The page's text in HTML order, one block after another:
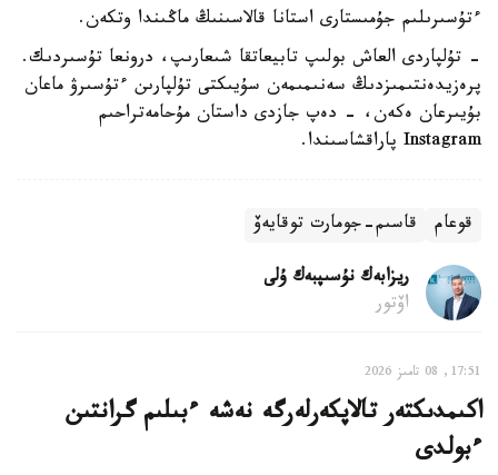
ءتۇسىرىلىم جۇمىستارى استانا قالاسىنىڭ ماڭىندا وتكەن.
- تۇلپاردى العاش بولىپ تابيعاتقا شىعارىپ، درونعا تۇسىردىك.
پرەزيدەنتىمىزدىڭ سەنىمىمەن سۇيىكتى تۇلپارىن ءتۇسىرۋ ماعان
بۇيىرعان ەكەن، - دەپ جازدى داستان مۇحامەتراحىم
Instagram پاراقشاسىندا.
قوعام قاسىم-جومارت توقايەۆ
ريزابەك نۇسىپبەك ۇلى
اۆتور
17:51, 08 تامىز 2026
اكىمدىكتەر تالاپكەرلەرگە نەشە ءبىلىم گرانتىن
ءبولدى